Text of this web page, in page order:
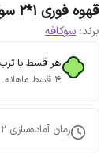
قهوه فوری 1*2 سوکافه
برند: سوکافه
هر قسط با
۴ قسط ماهانه. بدون سود، چک و ضامن.
زمان آماده‌سازی 2